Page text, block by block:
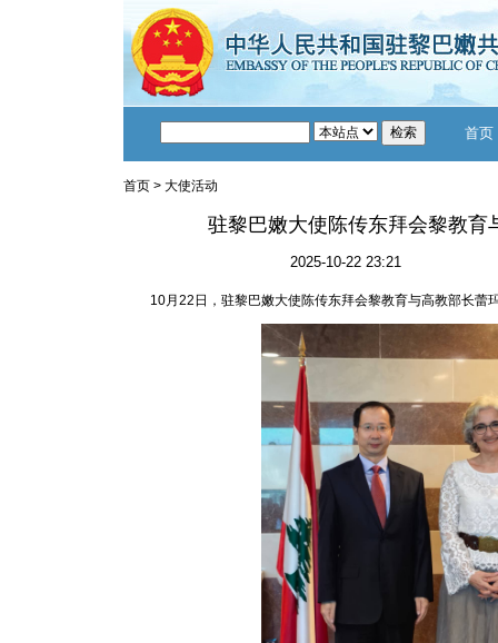
首页
首页 > 大使活动
驻黎巴嫩大使陈传东拜会黎教育
2025-10-22 23:21
10月22日，驻黎巴嫩大使陈传东拜会黎教育与高教部长蕾